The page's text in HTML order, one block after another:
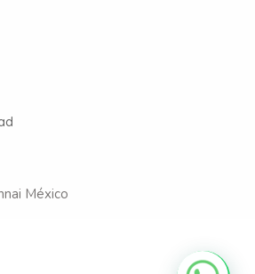
México